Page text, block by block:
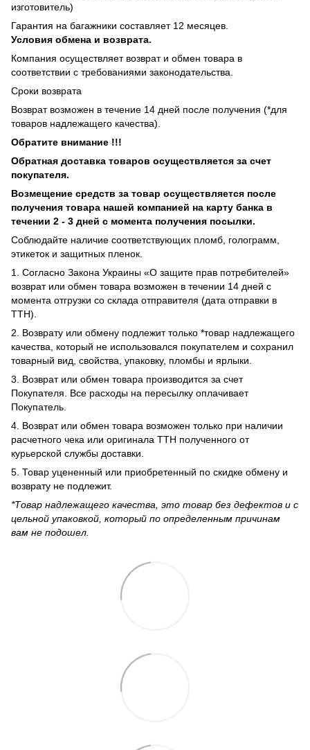
изготовитель)
Гарантия на багажники составляет 12 месяцев.
Условия обмена и возврата.
Компания осуществляет возврат и обмен товара в
соответствии с требованиями законодательства.
Сроки возврата
Возврат возможен в течение 14 дней после получения (*для
товаров надлежащего качества).
Обратите внимание !!!
Обратная доставка товаров осуществляется за счет
покупателя.
Возмещение средств за товар осуществляется после
получения товара нашей компанией на карту банка в
течении 2 - 3 дней с момента получения посылки.
Соблюдайте наличие соответствующих пломб, голограмм,
этикеток и защитных пленок.
1. Согласно Закона Украины «О защите прав потребителей»
возврат или обмен товара возможен в течении 14 дней с
момента отгрузки со склада отправителя (дата отправки в
ТТН).
2. Возврату или обмену подлежит только *товар надлежащего
качества, который не использовался покупателем и сохранил
товарный вид, свойства, упаковку, пломбы и ярлыки.
3. Возврат или обмен товара производится за счет
Покупателя. Все расходы на пересылку оплачивает
Покупатель.
4. Возврат или обмен товара возможен только при наличии
расчетного чека или оригинала ТТН полученного от
курьерской службы доставки.
5. Товар уцененный или приобретенный по скидке обмену и
возврату не подлежит.
*Товар надлежащего качества, это товар без дефектов и с
цельной упаковкой, который по определенным причинам
вам не подошел.